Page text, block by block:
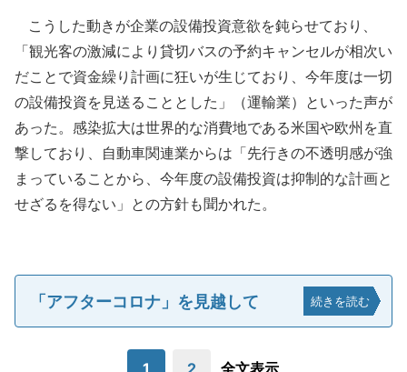
こうした動きが企業の設備投資意欲を鈍らせており、
「観光客の激減により貸切バスの予約キャンセルが相次い
だことで資金繰り計画に狂いが生じており、今年度は一切
の設備投資を見送ることとした」（運輸業）といった声が
あった。感染拡大は世界的な消費地である米国や欧州を直
撃しており、自動車関連業からは「先行きの不透明感が強
まっていることから、今年度の設備投資は抑制的な計画と
せざるを得ない」との方針も聞かれた。
「アフターコロナ」を見越して 続きを読む
1 2 全文表示